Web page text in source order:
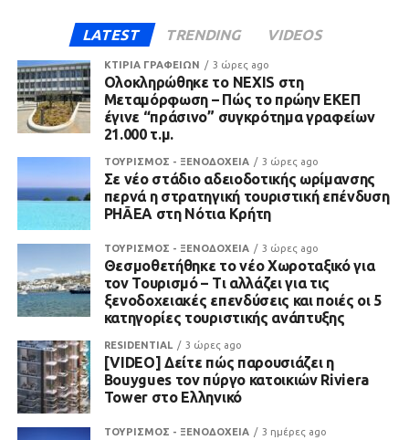
LATEST TRENDING VIDEOS
ΚΤΙΡΙΑ ΓΡΑΦΕΙΩΝ 3 ώρες ago
Ολοκληρώθηκε το NEXIS στη
Μεταμόρφωση – Πώς το πρώην ΕΚΕΠ
έγινε “πράσινο” συγκρότημα γραφείων
21.000 τ.μ.
ΤΟΥΡΙΣΜΟΣ - ΞΕΝΟΔΟΧΕΙΑ 3 ώρες ago
Σε νέο στάδιο αδειοδοτικής ωρίμανσης
περνά η στρατηγική τουριστική επένδυση
PHĀEA στη Νότια Κρήτη
ΤΟΥΡΙΣΜΟΣ - ΞΕΝΟΔΟΧΕΙΑ 3 ώρες ago
Θεσμοθετήθηκε το νέο Χωροταξικό για
τον Τουρισμό – Τι αλλάζει για τις
ξενοδοχειακές επενδύσεις και ποιές οι 5
κατηγορίες τουριστικής ανάπτυξης
RESIDENTIAL 3 ώρες ago
[VIDEO] Δείτε πώς παρουσιάζει η
Bouygues τον πύργο κατοικιών Riviera
Tower στο Ελληνικό
ΤΟΥΡΙΣΜΟΣ - ΞΕΝΟΔΟΧΕΙΑ 3 ημέρες ago